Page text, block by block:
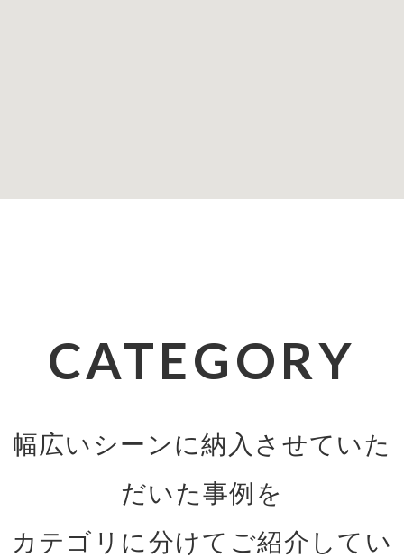
CATEGORY
幅広いシーンに納入させていた
だいた事例を
カテゴリに分けてご紹介してい